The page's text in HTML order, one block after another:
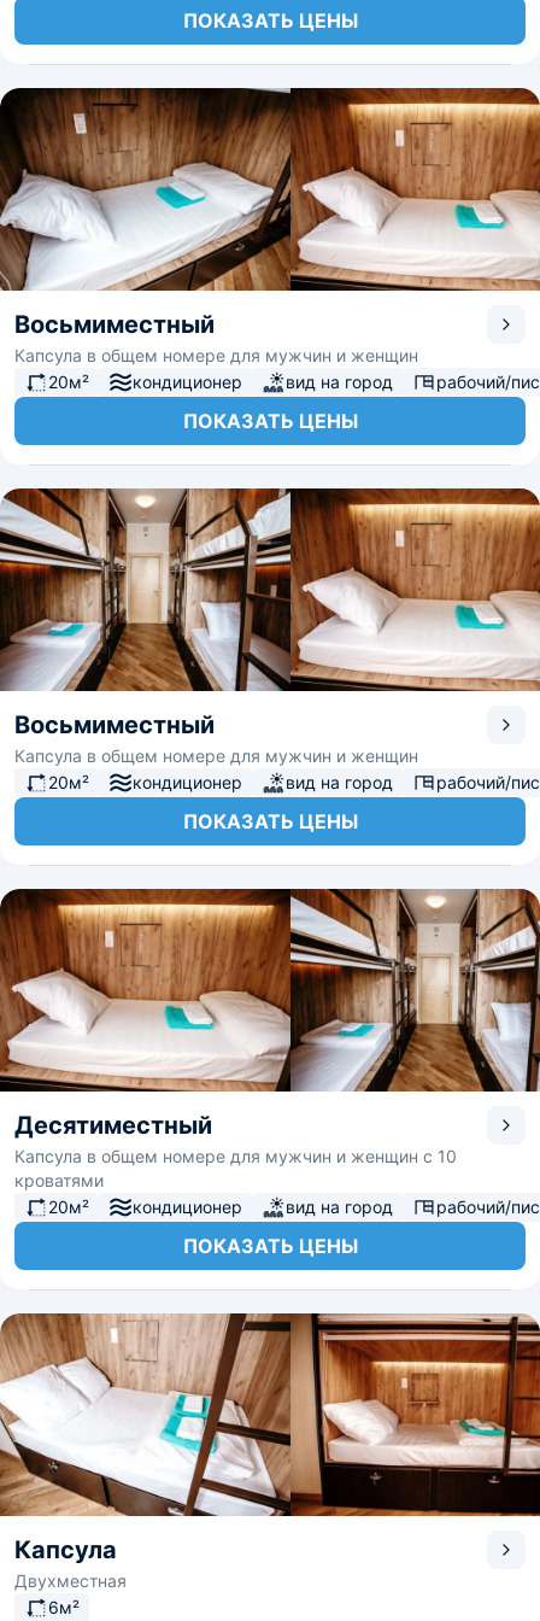
ПОКАЗАТЬ ЦЕНЫ
Восьмиместный
Капсула в общем номере для мужчин и женщин
20м²
кондиционер вид на город рабочий/
ПОКАЗАТЬ ЦЕНЫ
Восьмиместный
Капсула в общем номере для мужчин и женщин
20м²
кондиционер вид на город рабочий/
ПОКАЗАТЬ ЦЕНЫ
Десятиместный
Капсула в общем номере для мужчин и женщин с 10
кроватями
20м²
кондиционер вид на город рабочий/
ПОКАЗАТЬ ЦЕНЫ
Капсула
Двухместная
6м²